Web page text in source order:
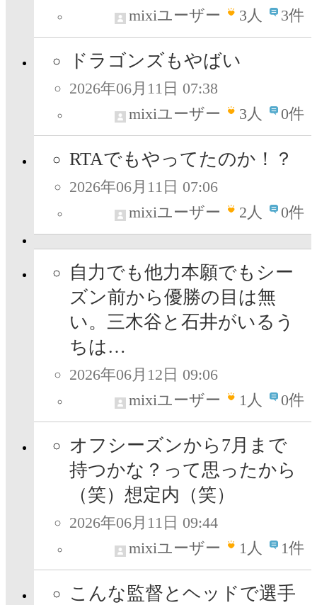
mixiユーザー
3人 3件
ドラゴンズもやばい
2026年06月11日 07:38
mixiユーザー
3人 0件
RTAでもやってたのか！？
2026年06月11日 07:06
mixiユーザー
2人 0件
自力でも他力本願でもシー
ズン前から優勝の目は無
い。三木谷と石井がいるう
ちは…
2026年06月12日 09:06
mixiユーザー
1人 0件
オフシーズンから7月まで
持つかな？って思ったから
（笑）想定内（笑）
2026年06月11日 09:44
mixiユーザー
1人 1件
こんな監督とヘッドで選手